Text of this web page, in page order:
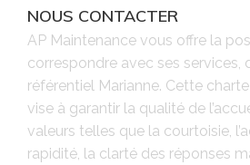
NOUS CONTACTER
AP Maintenance vous offre la
correspondre avec ses services,
référentiel Marianne. Cette
vise à garantir la qualité de
valeurs telles que la courtoisie,
rapidité, la clarté des réponses